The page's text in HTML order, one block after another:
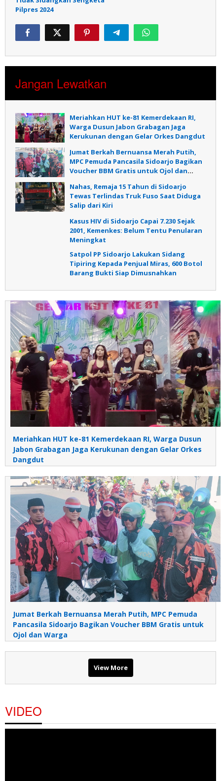
Pilpres 2024
Jangan Lewatkan
Meriahkan HUT ke-81 Kemerdekaan RI,
Warga Dusun Jabon Grabagan Jaga
Kerukunan dengan Gelar Orkes Dangdut
Jumat Berkah Bernuansa Merah Putih,
MPC Pemuda Pancasila Sidoarjo Bagikan
Voucher BBM Gratis untuk Ojol dan
Nahas, Remaja 15 Tahun di Sidoarjo
Tewas Terlindas Truk Fuso Saat Diduga
Salip dari Kiri
Kasus HIV di Sidoarjo Capai 7.230 Sejak
2001, Kemenkes: Belum Tentu Penularan
Meningkat
Satpol PP Sidoarjo Lakukan Sidang
Tipiring Kepada Penjual Miras, 600 Botol
Barang Bukti Siap Dimusnahkan
Meriahkan HUT ke-81 Kemerdekaan RI, Warga Dusun
Jabon Grabagan Jaga Kerukunan dengan Gelar Orkes
Dangdut
Jumat Berkah Bernuansa Merah Putih, MPC Pemuda
Pancasila Sidoarjo Bagikan Voucher BBM Gratis untuk
Ojol dan Warga
View More
VIDEO